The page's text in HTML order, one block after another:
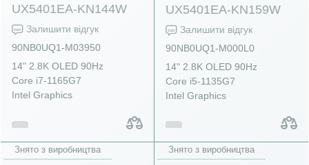
UX5401EA-KN144W
Залишити відгук
90NB0UQ1-M03950
14" 2.8K OLED 90Hz
Core i7-1165G7
Intel Graphics
UX5401EA-KN159W
Залишити відгук
90NB0UQ1-M000L0
14" 2.8K OLED 90Hz
Core i5-1135G7
Intel Graphics
Знято з виробництва Знято з виробництва